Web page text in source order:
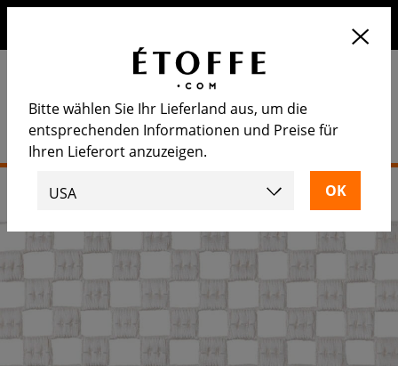
Bitte wählen Sie Ihr Lieferland aus, um die
entsprechenden Informationen und Preise für
Ihren Lieferort anzuzeigen.